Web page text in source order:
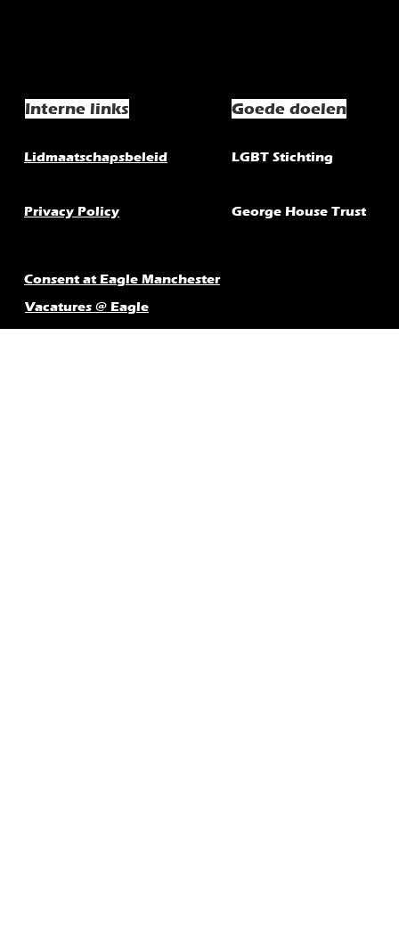
Interne links Goede doelen
Lidmaatschapsbeleid LGBT Stichting
Privacy Policy George House Trust
Consent at Eagle Manchester
Vacatures @ Eagle